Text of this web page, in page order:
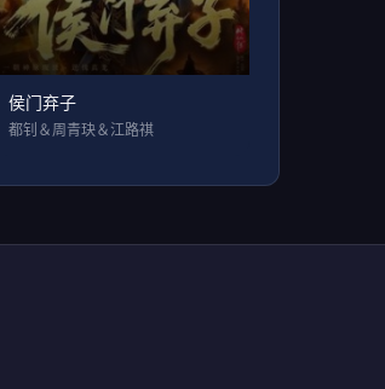
侯门弃子
都钊＆周青玦＆江路祺